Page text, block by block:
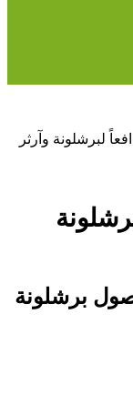
لبرشلونة وآرثر
برشلونة